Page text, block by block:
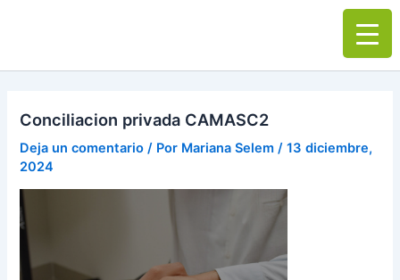
Main
Conciliacion privada CAMASC2
Deja un comentario / Por Mariana Selem/13 diciembre,
2024